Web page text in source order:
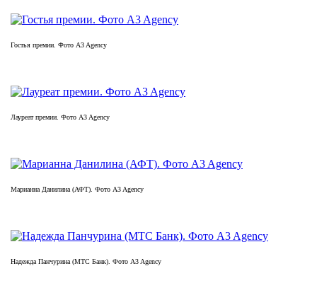
Гостья премии. Фото A3 Agency
Лауреат премии. Фото A3 Agency
Марианна Данилина (АФТ). Фото A3 Agency
Надежда Панчурина (МТС Банк). Фото A3 Agency